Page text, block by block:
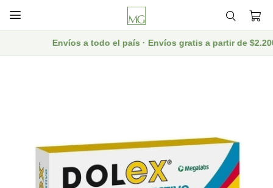

Envíos a todo el país · Envíos gratis a partir de